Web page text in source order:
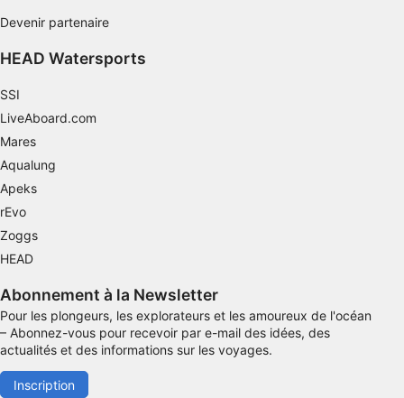
Devenir partenaire
HEAD Watersports
SSI
LiveAboard.com
Mares
Aqualung
Apeks
rEvo
Zoggs
HEAD
Abonnement à la Newsletter
Pour les plongeurs, les explorateurs et les amoureux de l'océan
– Abonnez-vous pour recevoir par e-mail des idées, des
actualités et des informations sur les voyages.
Inscription
précises
Finalités de traitement non liées à l'IAB :
Nécessaire
Fonctionnel